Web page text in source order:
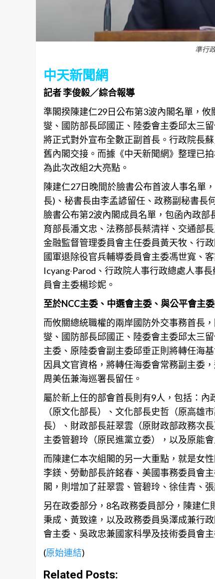
準行
中天新聞網
記者 李俊毅／綜合報導
準閣揆陳建仁29日公布第3波內閣名單，
燮、國防部長邱國正、陸委會主委邱太三
將正式對外宣布全數正副首長。行政院長
舊內閣交接。而據《中天新聞網》整理已
為此次改組2大亮點。
陳建仁27日晚間於臉書公布首波人事名單
長)、秘書長由李孟諺留任、政務副秘書長
臉書公布第2波內閣成員名單，包函內政
育部長潘文忠、法務部長蔡清祥、交通部
金融監督管理委員會主任委員黃天牧、行
國軍退除役官兵輔導委員會主委馮世寬、
Icyang‧Parod、行政院人事行政總處人事
員會主委楊珍妮。
至於NCC主委、中選會主委、與公平會主
而攸關總統職權的兩岸國防外交事務首長
燮、國防部長邱國正、陸委會主委邱太三
主委、原陸委會副主委邱垂正則將轉任海
因具文官資格，將轉任海委會常務副主委
周美伍兼海巡署長留任。
屬於新上任的部會首長則有9人，包括：內
（原文化部長）、文化部長史哲（原高雄
長）、財政部長莊翠雲（原財政部政務次
主委管碧玲（原民進黨立委），以及原能
而陳建仁本次組閣的另一大重點，就是女
李鎂、勞動部長許銘春、美國事務委員會
閣，則增加了莊翠雲、管碧玲、徐佳青、
另在政委部分，8名政務委員部分，陳建
秉成、黃致達，以及政務委員吳澤成兼行
會主委、吳政忠兼國家科學及技術委員會
(原始連結)
Related Posts: